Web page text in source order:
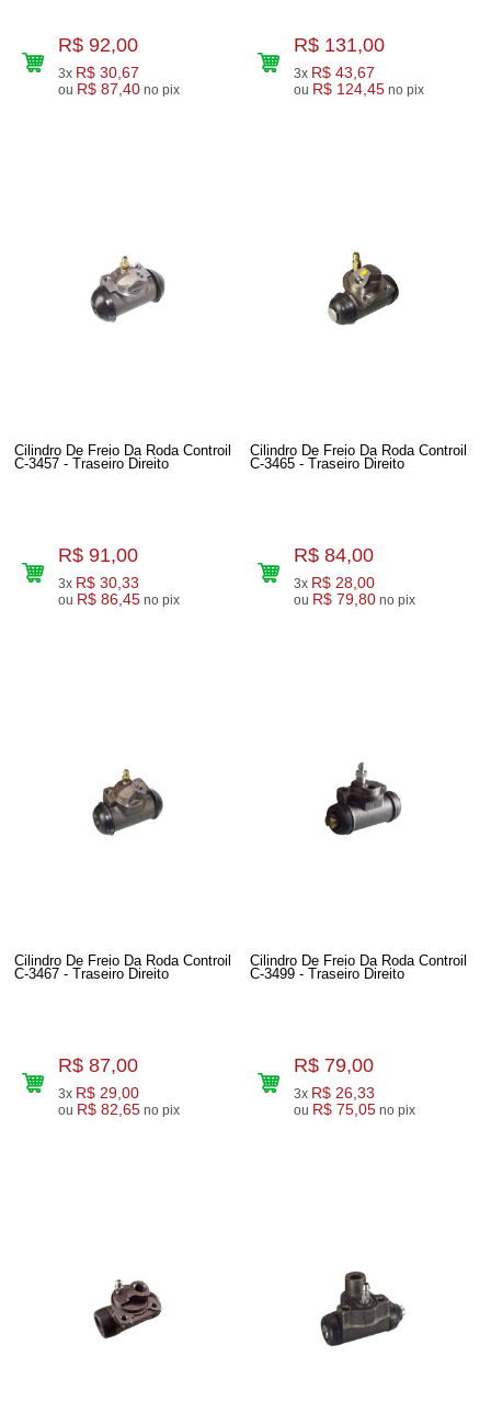
R$ 92,00
3x R$ 30,67
ou R$ 87,40 no pix
R$ 131,00
3x R$ 43,67
ou R$ 124,45 no pix
Cilindro De Freio Da Roda Controil
C-3457 - Traseiro Direito
R$ 91,00
3x R$ 30,33
ou R$ 86,45 no pix
Cilindro De Freio Da Roda Controil
C-3465 - Traseiro Direito
R$ 84,00
3x R$ 28,00
ou R$ 79,80 no pix
Cilindro De Freio Da Roda Controil
C-3467 - Traseiro Direito
R$ 87,00
3x R$ 29,00
ou R$ 82,65 no pix
Cilindro De Freio Da Roda Controil
C-3499 - Traseiro Direito
R$ 79,00
3x R$ 26,33
ou R$ 75,05 no pix